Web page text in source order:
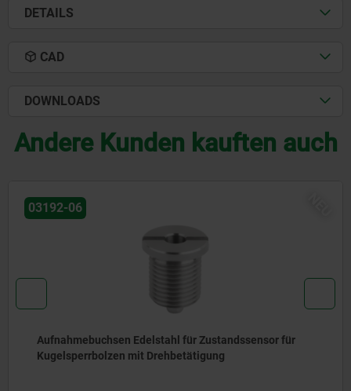
DETAILS
CAD
DOWNLOADS
Andere Kunden kauften auch
für Zustandssensor für
Bügelgriffe Kunststoff